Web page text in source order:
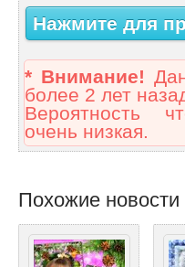
Нажмите для
* Внимание!
более 2 лет
Вероятность
очень низкая.
Похожие новости